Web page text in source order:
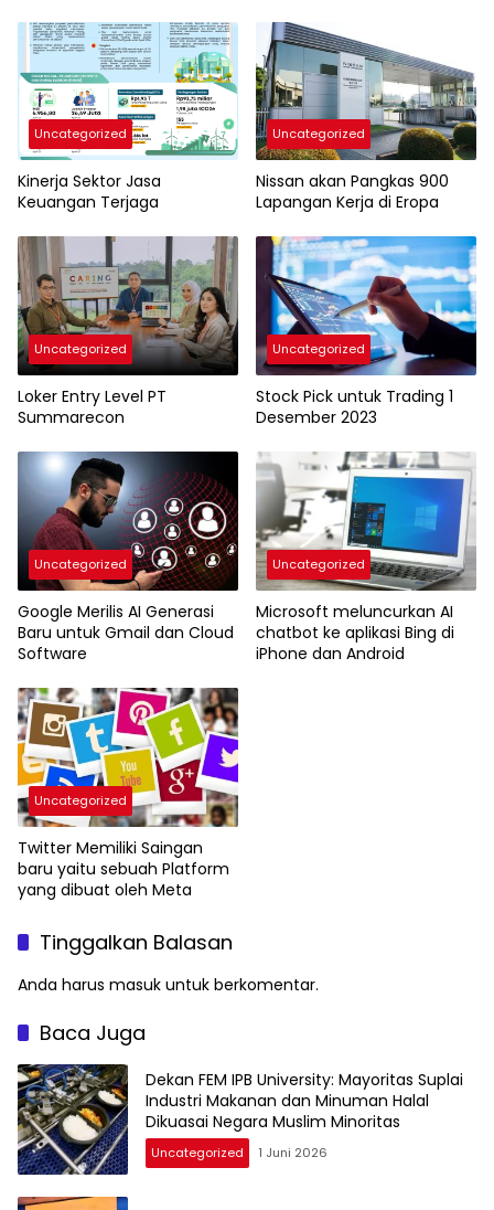
Muslim Minoritas
Uncategorized
Kinerja Sektor Jasa
Keuangan Terjaga
Uncategorized
Nissan akan Pangkas 900
Lapangan Kerja di Eropa
Uncategorized
Loker Entry Level PT
Summarecon
Uncategorized
Stock Pick untuk Trading 1
Desember 2023
Uncategorized
Google Merilis AI Generasi
Baru untuk Gmail dan Cloud
Software
Uncategorized
Microsoft meluncurkan AI
chatbot ke aplikasi Bing di
iPhone dan Android
Uncategorized
Twitter Memiliki Saingan
baru yaitu sebuah Platform
yang dibuat oleh Meta
Tinggalkan Balasan
Anda harus masuk untuk berkomentar.
Baca Juga
Dekan FEM IPB University: Mayoritas Suplai
Industri Makanan dan Minuman Halal
Dikuasai Negara Muslim Minoritas
Uncategorized 1 Juni 2026